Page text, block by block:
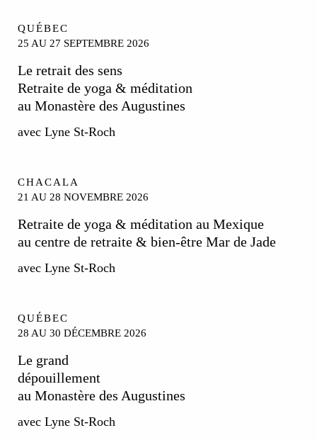
QUÉBEC
25 AU 27 SEPTEMBRE 2026
Le retrait des sens
Retraite de yoga & méditation
au Monastère des Augustines
avec Lyne St-Roch
CHACALA
21 AU 28 NOVEMBRE 2026
Retraite de yoga & méditation au Mexique
au centre de retraite & bien-être Mar de Jade
avec Lyne St-Roch
QUÉBEC
28 AU 30 DÉCEMBRE 2026
Le grand
dépouillement
au Monastère des Augustines
avec Lyne St-Roch